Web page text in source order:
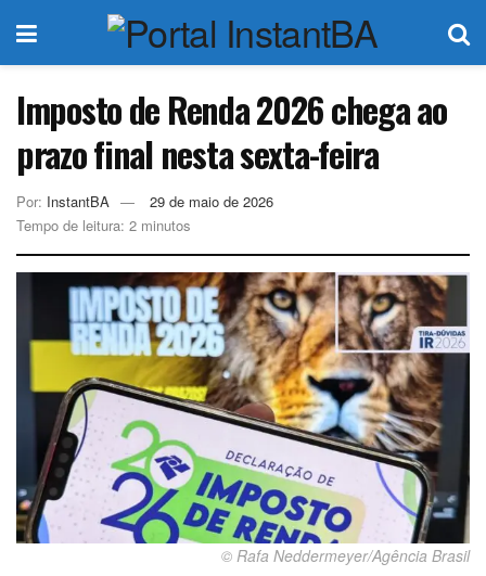
Imposto de Renda 2026 chega ao
prazo final nesta sexta-feira
Por: InstantBA
29 de maio de 2026
Tempo de leitura: 2 minutos
© Rafa Neddermeyer/Agência Brasil